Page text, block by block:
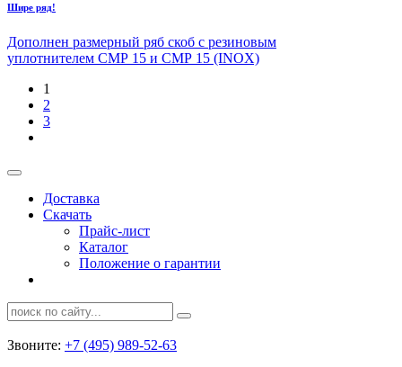
Шире ряд!
Дополнен размерный ряб скоб с резиновым
уплотнителем СМР 15 и СМР 15 (INOX)
1
2
3
Доставка
Скачать
Прайс-лист
Каталог
Положение о гарантии
Звоните: +7 (495) 989-52-63